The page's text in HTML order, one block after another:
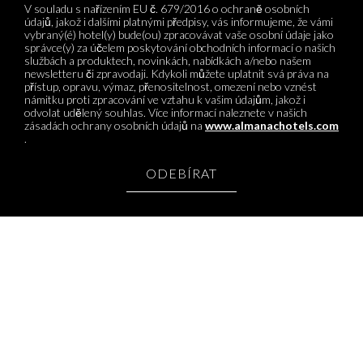
V souladu s nařízením EU č. 679/2016 o ochraně osobních
údajů, jakož i dalšími platnými předpisy, vás informujeme, že vámi
vybraný(é) hotel(y) bude(ou) zpracovávat vaše osobní údaje jako
správce(y) za účelem poskytování obchodních informací o našich
službách a produktech, novinkách, nabídkách a/nebo našem
newsletteru či zpravodaji. Kdykoli můžete uplatnit svá práva na
přístup, opravu, výmaz, přenositelnost, omezení nebo vznést
námitku proti zpracování ve vztahu k vašim údajům, jakož i
odvolat udělený souhlas. Více informací naleznete v našich
zásadách ochrany osobních údajů na www.almanachotels.com
.
ODEBÍRAT